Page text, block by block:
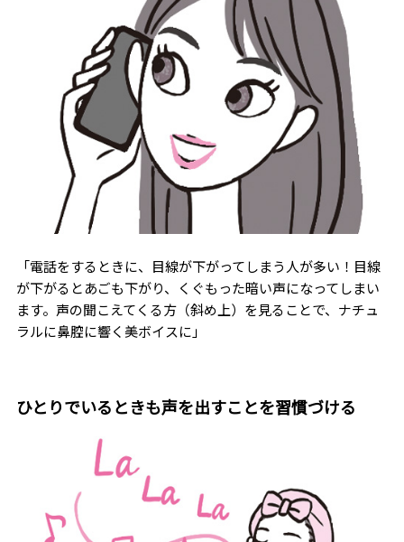
「電話をするときに、目線が下がってしまう人が多い！目線
が下がるとあごも下がり、くぐもった暗い声になってしまい
ます。声の聞こえてくる方（斜め上）を見ることで、ナチュ
ラルに鼻腔に響く美ボイスに」
ひとりでいるときも声を出すことを習慣づける